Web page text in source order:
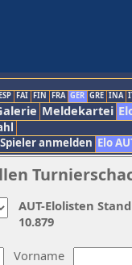
FAI FIN FRA GER GRE INA
Meldekartei
Spieler anmelden Elo
Vorname
AUT-Elolisten
10.879